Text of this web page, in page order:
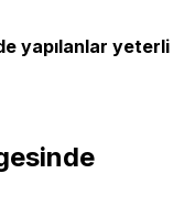
yapılanlar yeterli